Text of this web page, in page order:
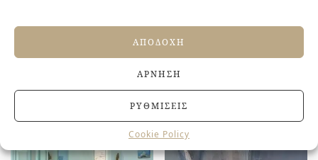
ΑΠΟΔΟΧΉ
ΆΡΝΗΣΗ
ΡΥΘΜΊΣΕΙΣ
Cookie Policy